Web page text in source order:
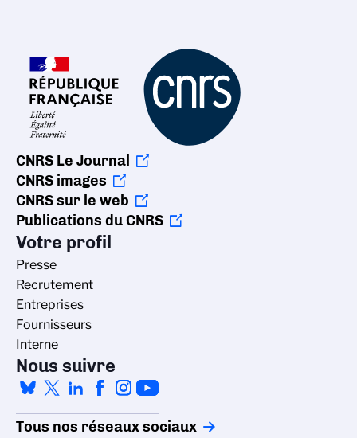
CNRS Le Journal
CNRS images
CNRS sur le web
Publications du CNRS
Votre profil
Presse
Recrutement
Entreprises
Fournisseurs
Interne
Nous suivre
Tous nos réseaux sociaux